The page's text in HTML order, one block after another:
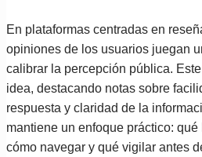
En plataformas centradas en
opiniones de los usuarios juegan
calibrar la percepción pública.
idea, destacando notas sobre
respuesta y claridad de la
mantiene un enfoque práctico: qué
cómo navegar y qué vigilar antes